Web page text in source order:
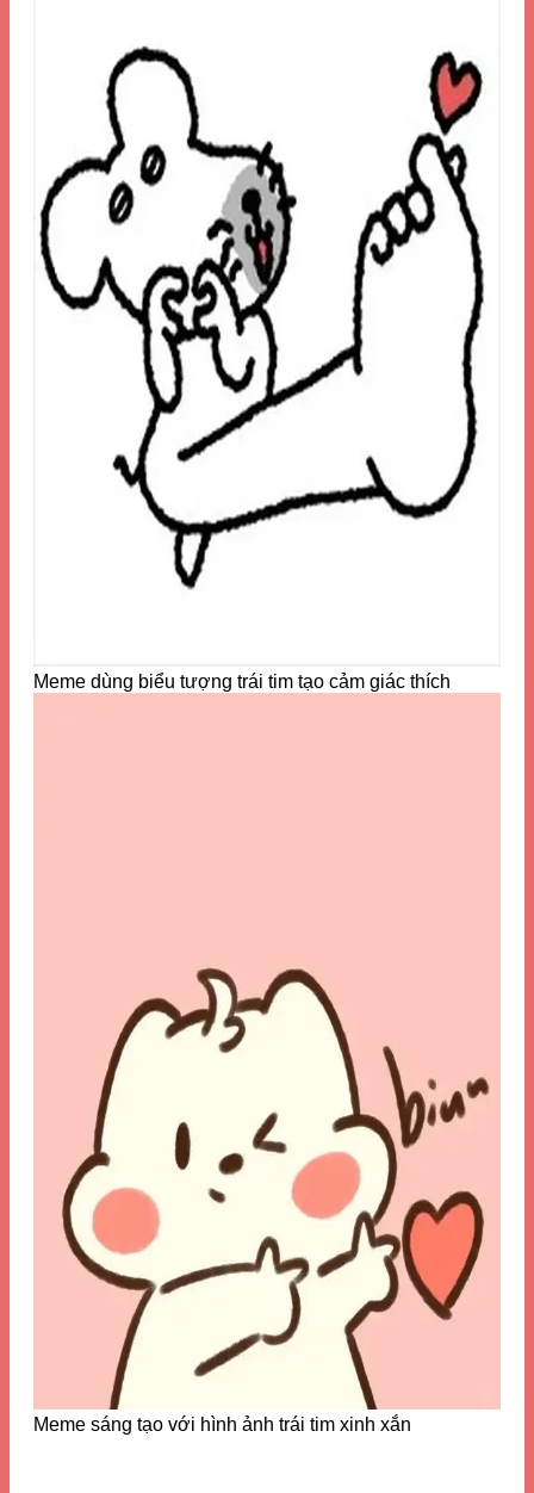
Meme dùng biểu tượng trái tim tạo cảm giác thích
Meme sáng tạo với hình ảnh trái tim xinh xắn